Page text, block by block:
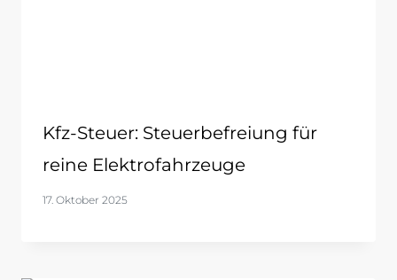
Kfz-Steuer: Steuerbefreiung für
reine Elektrofahrzeuge
17. Oktober 2025